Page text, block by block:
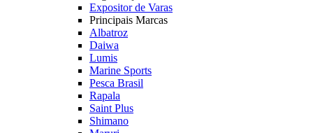
Expositor de Varas
Principais Marcas
Albatroz
Daiwa
Lumis
Marine Sports
Pesca Brasil
Rapala
Saint Plus
Shimano